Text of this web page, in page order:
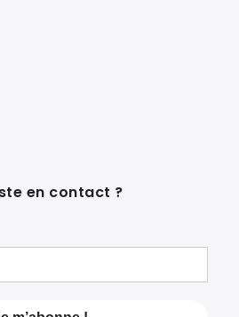
en contact ?